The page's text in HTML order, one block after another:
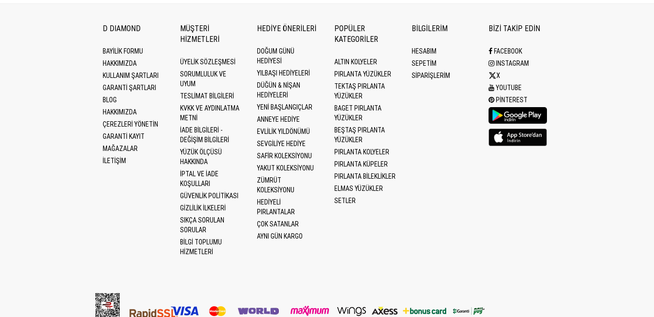
D DIAMOND
BAYİLİK FORMU
HAKKIMIZDA
KULLANIM ŞARTLARI
GARANTI ŞARTLARI
BLOG
HAKKIMIZDA
ÇEREZLERI YÖNETIN
GARANTİ KAYIT
MAĞAZALAR
İLETİŞİM
MÜŞTERİ
HİZMETLERİ
ÜYELIK SÖZLEŞMESI
SORUMLULUK VE
UYUM
TESLIMAT BILGILERI
KVKK VE AYDINLATMA
METNI
İADE BILGILERI -
DEĞIŞIM BILGILERI
YÜZÜK ÖLÇÜSÜ
HAKKINDA
İPTAL VE İADE
KOŞULLARI
GÜVENLIK POLITIKASI
GIZLILIK İLKELERI
SIKÇA SORULAN
SORULAR
BILGI TOPLUMU
HIZMETLERI
HEDİYE ÖNERİLERİ
DOĞUM GÜNÜ
HEDIYESI
YILBAŞI HEDIYELERI
DÜĞÜN & NIŞAN
HEDIYELERI
YENI BAŞLANGIÇLAR
ANNEYE HEDIYE
EVLILIK YILDÖNÜMÜ
SEVGILIYE HEDIYE
SAFIR KOLEKSIYONU
YAKUT KOLEKSIYONU
ZÜMRÜT
KOLEKSIYONU
HEDIYELI
PIRLANTALAR
ÇOK SATANLAR
AYNI GÜN KARGO
POPÜLER
KATEGORILER
ALTIN KOLYELER
PIRLANTA YÜZÜKLER
TEKTAŞ PIRLANTA
YÜZÜKLER
BAGET PIRLANTA
YÜZÜKLER
BEŞTAŞ PIRLANTA
YÜZÜKLER
PIRLANTA KOLYELER
PIRLANTA KÜPELER
PIRLANTA BILEKLIKLER
ELMAS YÜZÜKLER
SETLER
BİLGİLERİM
HESABIM
SEPETİM
SİPARİŞLERİM
BİZİ TAKİP EDİN
FACEBOOK
INSTAGRAM
X
YOUTUBE
PINTEREST